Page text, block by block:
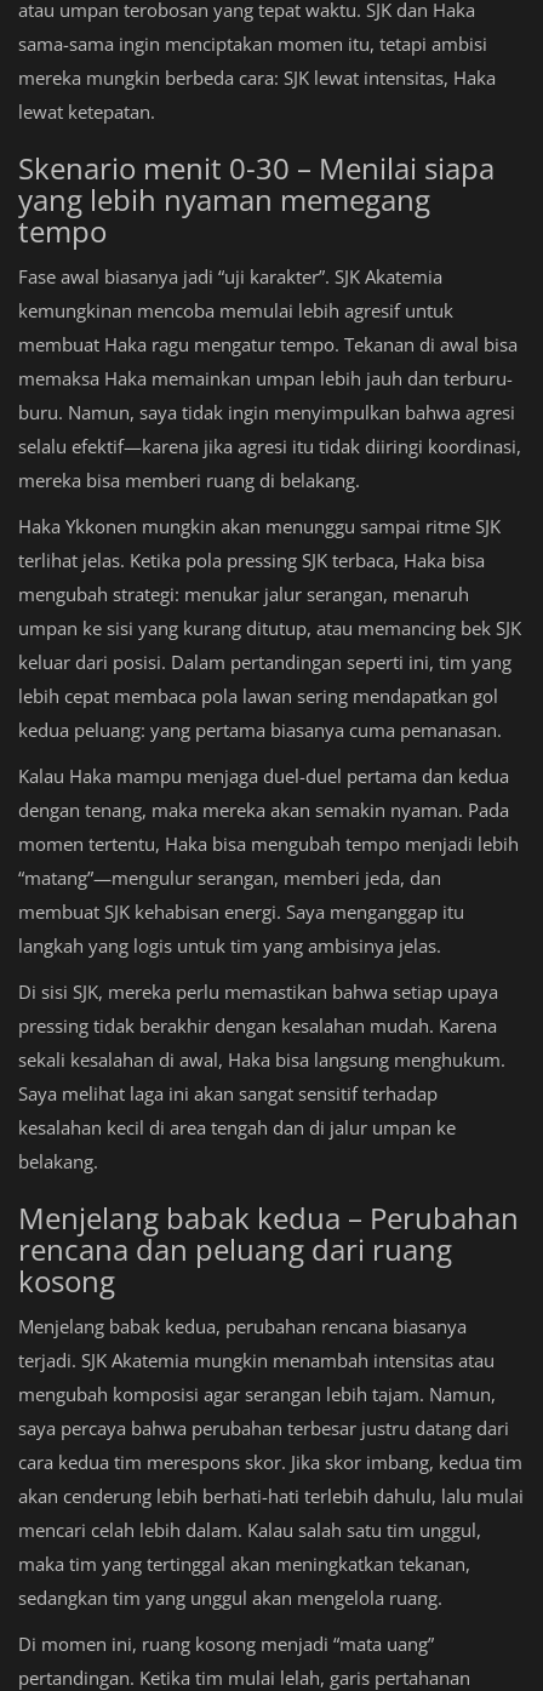
atau umpan terobosan yang tepat waktu. SJK dan Haka
sama-sama ingin menciptakan momen itu, tetapi ambisi
mereka mungkin berbeda cara: SJK lewat intensitas, Haka
lewat ketepatan.
Skenario menit 0-30 – Menilai siapa
yang lebih nyaman memegang
tempo
Fase awal biasanya jadi “uji karakter”. SJK Akatemia
kemungkinan mencoba memulai lebih agresif untuk
membuat Haka ragu mengatur tempo. Tekanan di awal bisa
memaksa Haka memainkan umpan lebih jauh dan terburu-
buru. Namun, saya tidak ingin menyimpulkan bahwa agresi
selalu efektif—karena jika agresi itu tidak diiringi koordinasi,
mereka bisa memberi ruang di belakang.
Haka Ykkonen mungkin akan menunggu sampai ritme SJK
terlihat jelas. Ketika pola pressing SJK terbaca, Haka bisa
mengubah strategi: menukar jalur serangan, menaruh
umpan ke sisi yang kurang ditutup, atau memancing bek SJK
keluar dari posisi. Dalam pertandingan seperti ini, tim yang
lebih cepat membaca pola lawan sering mendapatkan gol
kedua peluang: yang pertama biasanya cuma pemanasan.
Kalau Haka mampu menjaga duel-duel pertama dan kedua
dengan tenang, maka mereka akan semakin nyaman. Pada
momen tertentu, Haka bisa mengubah tempo menjadi lebih
“matang”—mengulur serangan, memberi jeda, dan
membuat SJK kehabisan energi. Saya menganggap itu
langkah yang logis untuk tim yang ambisinya jelas.
Di sisi SJK, mereka perlu memastikan bahwa setiap upaya
pressing tidak berakhir dengan kesalahan mudah. Karena
sekali kesalahan di awal, Haka bisa langsung menghukum.
Saya melihat laga ini akan sangat sensitif terhadap
kesalahan kecil di area tengah dan di jalur umpan ke
belakang.
Menjelang babak kedua – Perubahan
rencana dan peluang dari ruang
kosong
Menjelang babak kedua, perubahan rencana biasanya
terjadi. SJK Akatemia mungkin menambah intensitas atau
mengubah komposisi agar serangan lebih tajam. Namun,
saya percaya bahwa perubahan terbesar justru datang dari
cara kedua tim merespons skor. Jika skor imbang, kedua tim
akan cenderung lebih berhati-hati terlebih dahulu, lalu mulai
mencari celah lebih dalam. Kalau salah satu tim unggul,
maka tim yang tertinggal akan meningkatkan tekanan,
sedangkan tim yang unggul akan mengelola ruang.
Di momen ini, ruang kosong menjadi “mata uang”
pertandingan. Ketika tim mulai lelah, garis pertahanan